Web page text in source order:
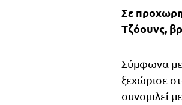
Σε
Τζόουνς,
Σύμφωνα με
ξεχώρισε
συνομιλεί